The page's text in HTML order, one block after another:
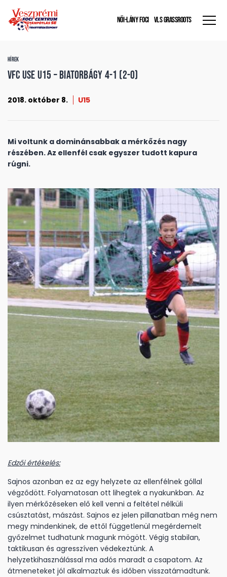
NŐI-LÁNY FOCI VLS GRASSROOTS
HÍREK
VFC USE U15 – Biatorbágy 4-1 (2-0)
2018. október 8. U15
Mi voltunk a dominánsabbak a mérkőzés nagy
részében. Az ellenfél csak egyszer tudott kapura
rúgni.
Edzői értékelés:
Sajnos azonban ez az egy helyzete az ellenfélnek góllal
végződött. Folyamatosan ott lihegtek a nyakunkban. Az
ilyen mérkőzéseken elő kell venni a feltétel nélküli
csúsztatást, mászást. Sajnos ez jelen pillanatban még nem
megy mindenkinek, de ettől függetlenül megérdemelt
győzelmet tudhatunk magunk mögött. Végig stabilan,
taktikusan és agresszíven védekeztünk. A
helyzetkihasználással ma adós maradt a csapatom. Az
átmeneteket jól alkalmaztuk és időben visszatámadtunk.